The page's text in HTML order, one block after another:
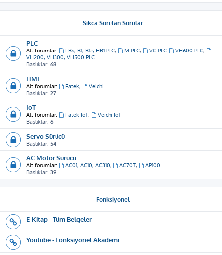
Sıkça Sorulan Sorular
PLC
Alt forumlar: FBs, B1, B1z, HB1 PLC, M PLC, VC PLC, VH600 PLC,
VH200, VH300, VH500 PLC
Başlıklar: 68
HMI
Alt forumlar: Fatek,
Veichi
Başlıklar: 27
IoT
Alt forumlar: Fatek IoT,
Veichi IoT
Başlıklar: 6
Servo Sürücü
Başlıklar: 54
AC Motor Sürücü
Alt forumlar: AC01, AC10, AC310, AC70T,
AP100
Başlıklar: 39
Fonksiyonel
E-Kitap - Tüm Belgeler
Youtube - Fonksiyonel Akademi